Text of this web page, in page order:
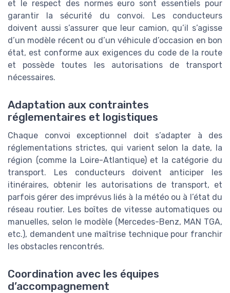
et le respect des normes euro sont essentiels pour
garantir la sécurité du convoi. Les conducteurs
doivent aussi s’assurer que leur camion, qu’il s’agisse
d’un modèle récent ou d’un véhicule d’occasion en bon
état, est conforme aux exigences du code de la route
et possède toutes les autorisations de transport
nécessaires.
Adaptation aux contraintes
réglementaires et logistiques
Chaque convoi exceptionnel doit s’adapter à des
réglementations strictes, qui varient selon la date, la
région (comme la Loire-Atlantique) et la catégorie du
transport. Les conducteurs doivent anticiper les
itinéraires, obtenir les autorisations de transport, et
parfois gérer des imprévus liés à la météo ou à l’état du
réseau routier. Les boîtes de vitesse automatiques ou
manuelles, selon le modèle (Mercedes-Benz, MAN TGA,
etc.), demandent une maîtrise technique pour franchir
les obstacles rencontrés.
Coordination avec les équipes
d’accompagnement